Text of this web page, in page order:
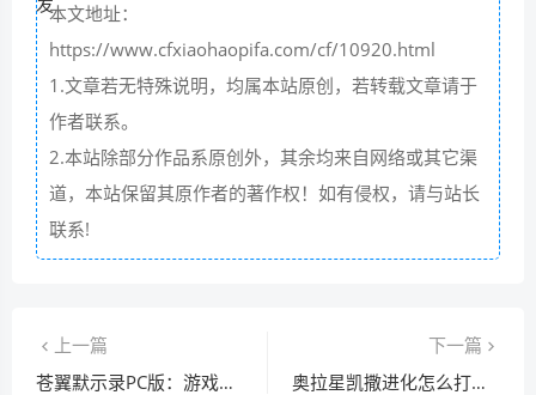
本文地址：
https://www.cfxiaohaopifa.com/cf/10920.html
1.文章若无特殊说明，均属本站原创，若转载文章请于
作者联系。
2.本站除部分作品系原创外，其余均来自网络或其它渠
道，本站保留其原作者的著作权！如有侵权，请与站长
联系!
上一篇
苍翼默示录PC版：游戏配置要求与推荐配置解析
下一篇
奥拉星凯撒进化怎么打？这几个亚比是关键！